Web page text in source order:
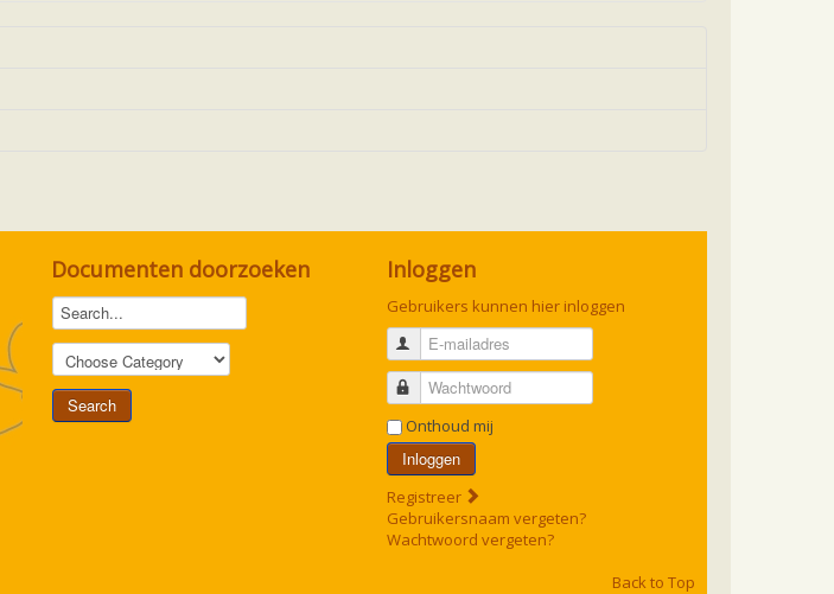
Documenten doorzoeken Inloggen
Gebruikers kunnen hier inloggen
E-mailadres
Wachtwoord
Onthoud mij
Inloggen
Registreer
Gebruikersnaam vergeten?
Wachtwoord vergeten?
Back to Top